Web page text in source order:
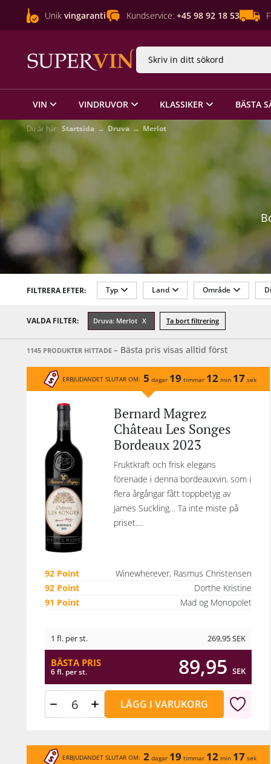
Unik vingaranti Kundservice: +45 98 92 18 53
VIN VINDRUVOR KLASSIKER BÄSTA
Du är här: Startsida Druva Merlot
Sauvignon.
FILTRERA EFTER: Typ Land Område
Restflaskor Alkoholhalt %
Förpackning Innehåll
VALDA FILTER: Druva: Merlot Ta bort filtrering
1145 PRODUKTER HITTADE – Bästa pris visas alltid först
ERBJUDANDET SLUTAR OM: 5 dagar 19 timmar 12min 17 sek
Bernard Magrez
Château Les Songes
Bordeaux 2023
Fruktkraft och frisk elegans
förenade i denna bordeauxvin, som i
flera årgångar fått toppbetyg av
James Suckling… Ta inte miste på
priset....
92 Point
Winewherever, Rasmus Christensen
92 Point
Dorthe Kristine
91 Point
Mad og Monopolet
1 fl. per st. 269,95SEK
BÄSTA PRIS
6 fl. per st. 89,95 SEK
LÄGG I VARUKORG
ERBJUDANDET SLUTAR OM: 2dagar 19 timmar 12min 17 sek